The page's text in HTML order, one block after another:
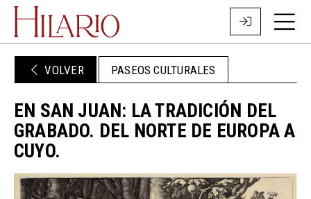
VOLVER PASEOS CULTURALES
EN SAN JUAN: LA TRADICIÓN DEL
GRABADO. DEL NORTE DE EUROPA A
CUYO.